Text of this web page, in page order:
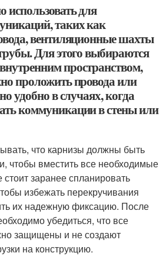
для
таких как
вентиляционные шахты
Для этого выбираются
пространством,
проложить провода или
удобно в случаях, когда
коммуникации в стены или
что карнизы должны быть
чтобы вместить все необходимые
заранее спланировать
избежать перекручивания
их надежную фиксацию. После
убедиться, что все
защищены и не создают
на конструкцию.